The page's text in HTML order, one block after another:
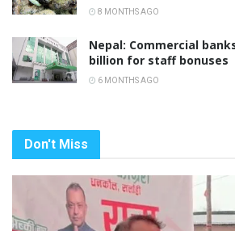
8 MONTHS AGO
Nepal: Commercial
billion for staff bonuses
6 MONTHS AGO
Don't Miss